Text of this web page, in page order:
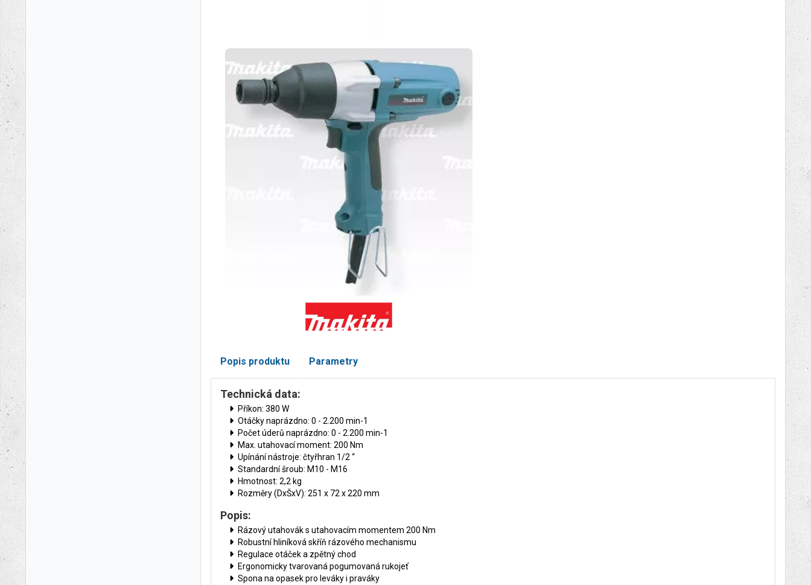
Popis produktu Parametry
Technická data:
Příkon: 380 W
Otáčky naprázdno: 0 - 2.200 min-1
Počet úderů naprázdno: 0 - 2.200 min-1
Max. utahovací moment: 200 Nm
Upínání nástroje: čtyřhran 1/2 “
Standardní šroub: M10 - M16
Hmotnost: 2,2 kg
Rozměry (DxŠxV): 251 x 72 x 220 mm
Popis:
Rázový utahovák s utahovacím momentem 200 Nm
Robustní hliníková skříň rázového mechanismu
Regulace otáček a zpětný chod
Ergonomicky tvarovaná pogumovaná rukojeť
Spona na opasek pro leváky i praváky